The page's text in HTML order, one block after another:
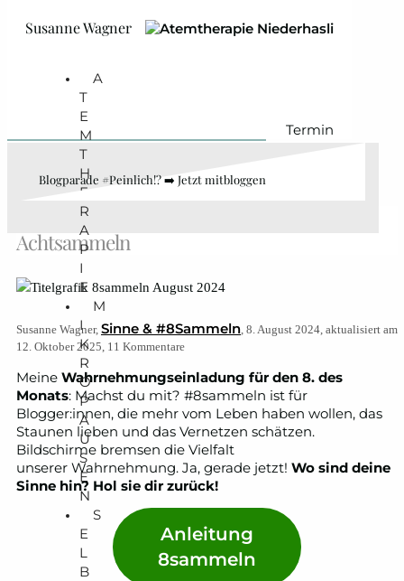
Zum Hauptinhalt springen
Susanne Wagner
A
T
E
M
T
H
E
R
A
P
I
E
M
I
K
R
O
P
A
U
S
E
N
S
E
L
B
Termin
Blogparade #Peinlich!? ➡️ Jetzt mitbloggen
#8sammeln am 8. August 2024: Ein Jahr
Achtsammeln
Susanne Wagner, Sinne & #8Sammeln, 8. August 2024, aktualisiert am
12. Oktober 2025, 11 Kommentare
Meine Wahrnehmungseinladung für den 8. des
Monats: Machst du mit? #8sammeln ist für
Blogger:innen, die mehr vom Leben haben wollen, das
Staunen lieben und das Vernetzen schätzen.
Bildschirme bremsen die Vielfalt
unserer Wahrnehmung. Ja, gerade jetzt! Wo sind deine
Sinne hin? Hol sie dir zurück!
Anleitung
8sammeln